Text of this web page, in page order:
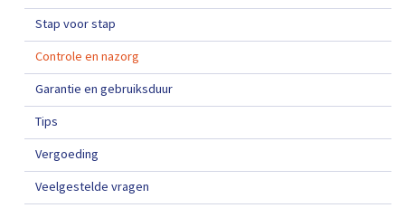
Stap voor stap
Controle en nazorg
Garantie en gebruiksduur
Tips
Vergoeding
Veelgestelde vragen